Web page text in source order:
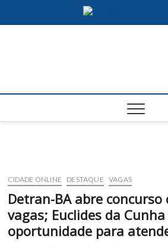
CIDADE ONLINE DESTAQUE VAGAS
Detran-BA abre concurso
vagas; Euclides da
oportunidade para